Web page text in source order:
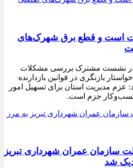
است و قطع برق شهرک‌های
در نشست مشترک بررسی مشکلات
بازنگری در قوانین بازدارنده
عزم مدیریت استان برای تسهیل امور
کسب‌وکار جزم است.
سازمان عمران شهرداری تبریز